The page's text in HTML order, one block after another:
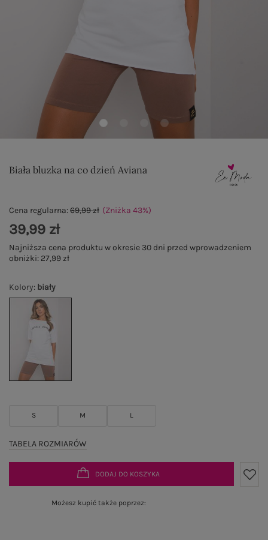
Biała bluzka na co dzień Aviana
Kolory: biały
S M L
TABELA ROZMIARÓW
Cena regularna:69,99 zł (Zniżka 43%)
39,99 zł
Najniższa cena produktu w okresie 30 dni przed wprowadzeniem
obniżki: 27,99 zł
DODAJ DO KOSZYKA
Możesz kupić także poprzez: